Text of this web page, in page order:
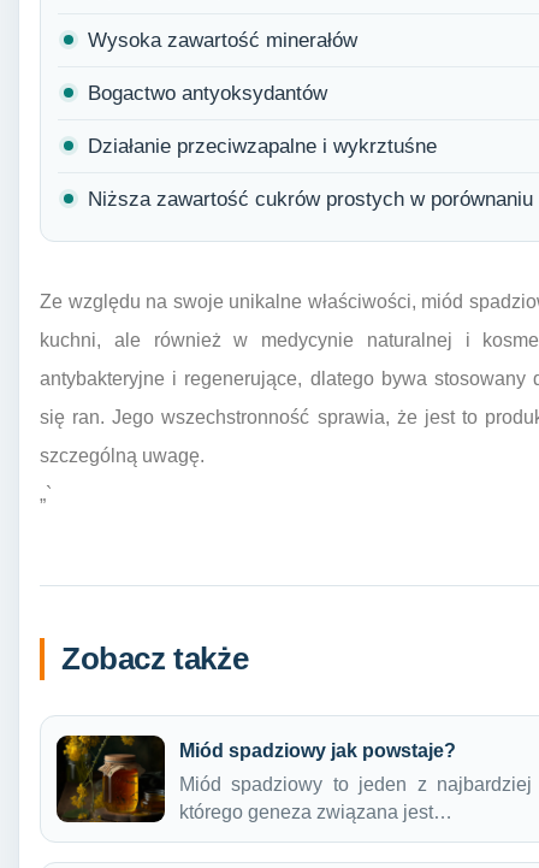
Wysoka zawartość minerałów
Bogactwo antyoksydantów
Działanie przeciwzapalne i wykrztuśne
Niższa zawartość cukrów prostych w
Ze względu na swoje unikalne właściwości, miód
kuchni, ale również w medycynie naturalnej i
antybakteryjne i regenerujące, dlatego bywa
się ran. Jego wszechstronność sprawia, że jest to
szczególną uwagę.
„`
Zobacz także
Miód spadziowy jak powstaje?
Miód spadziowy to jeden z
którego geneza związana jest…